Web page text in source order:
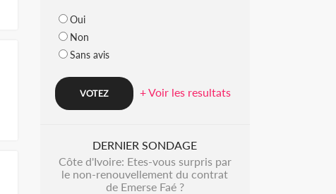
Oui
Non
Sans avis
+ Voir les resultats
DERNIER SONDAGE
Côte d'Ivoire: Etes-vous surpris par
le non-renouvellement du contrat
de Emerse Faé ?